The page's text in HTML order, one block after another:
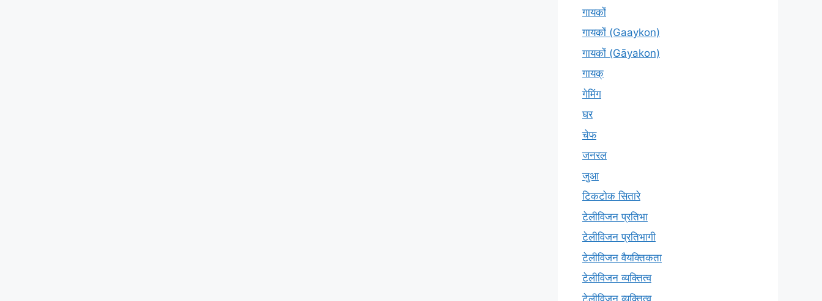
गायकों
गायकों (Gaaykon)
गायकों (Gāyakon)
गायक्
गेमिंग
घर
चेफ
जनरल
जुआ
टिकटोक सितारे
टेलीविजन प्रतिभा
टेलीविजन प्रतिभागी
टेलीविजन वैयक्तिकता
टेलीविजन व्यक्तित्व
टेलीविज़न व्यक्तित्व